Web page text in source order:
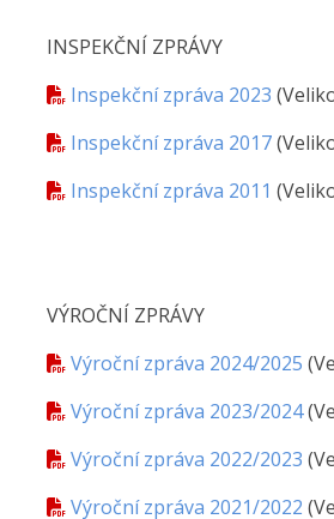
INSPEKČNÍ ZPRÁVY
Inspekční zpráva 2023
Inspekční zpráva 2017
Inspekční zpráva 2011
VÝROČNÍ ZPRÁVY
Výroční zpráva 2024/2025
Výroční zpráva 2023/2024
Výroční zpráva 2022/2023
Výroční zpráva 2021/2022